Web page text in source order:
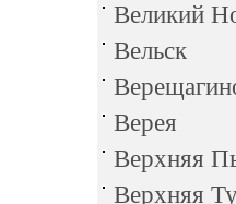
Великий
Вельск
Верея
Верхняя
Верхняя